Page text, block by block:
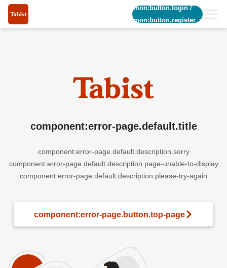
common:button.login/
common:button.register_short
component:error-page.default.title
component:error-page.default.description.sorry
component:error-page.default.description.page-unable-to-display
component:error-page.default.description.please-try-again
component:error-page.button.top-page